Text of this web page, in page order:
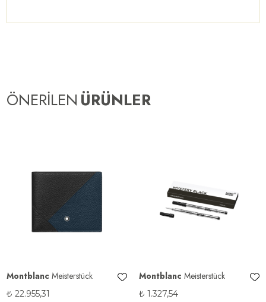
ÖNERİLEN ÜRÜNLER
Montblanc Meisterstück
₺ 22.955,31
Montblanc Meisterstück
₺ 1.327,54